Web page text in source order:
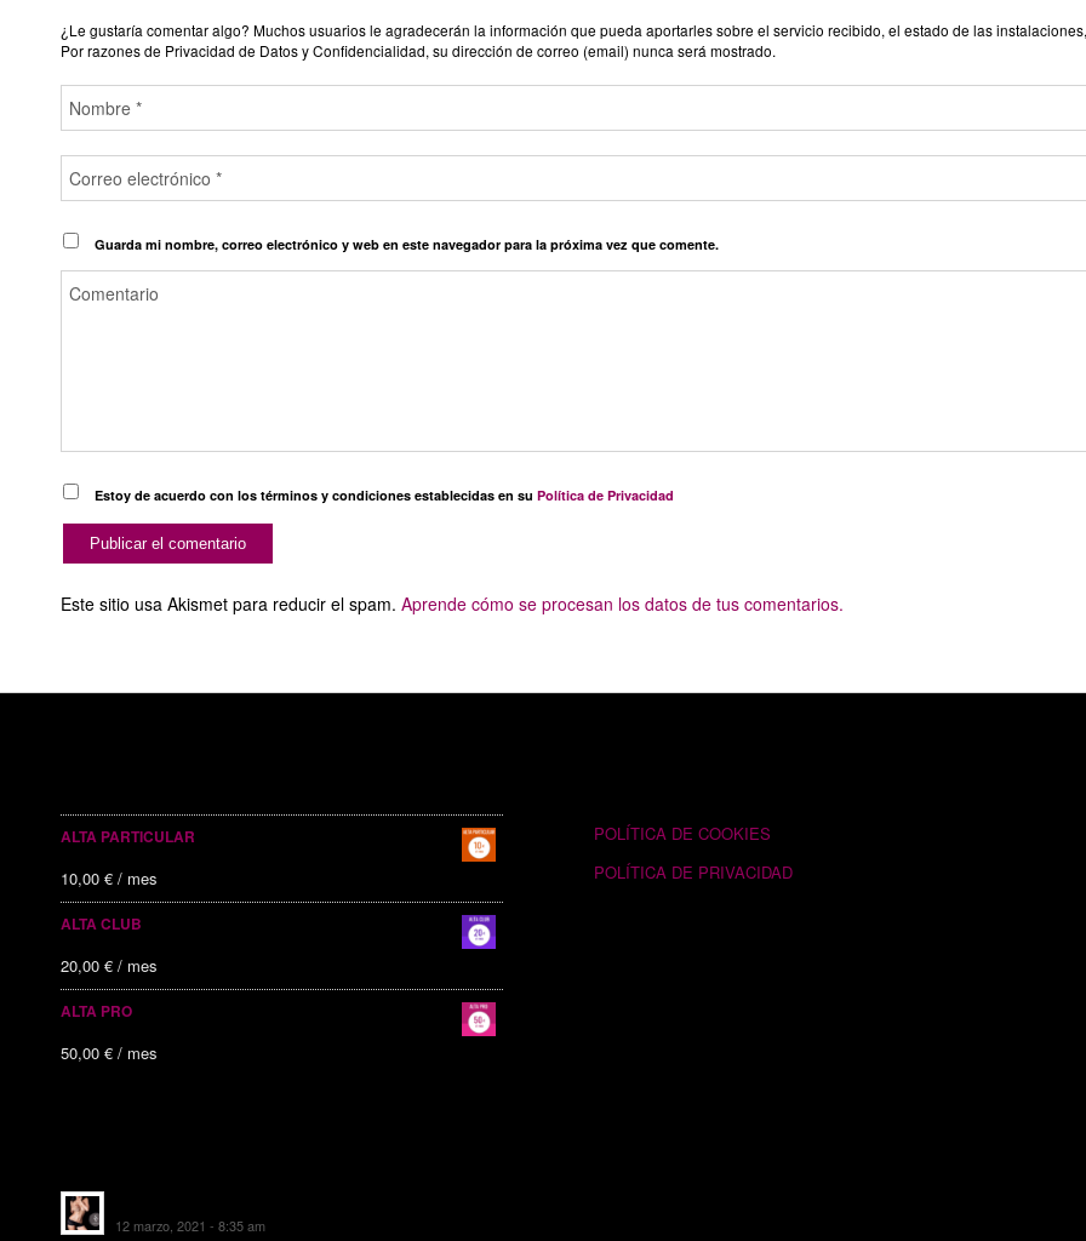
¿Le gustaría comentar algo? Muchos usuarios le agradecerán la información que pueda aportarles sobre el servicio recibido, el estado de las
Por razones de Privacidad de Datos y Confidencialidad, su dirección de correo (email) nunca será mostrado.
Guarda mi nombre, correo electrónico y web en este navegador para la próxima vez que comente.
Estoy de acuerdo con los términos y condiciones establecidas en su Política de Privacidad
Este sitio usa Akismet para reducir el spam. Aprende cómo se procesan los datos de tus comentarios.
ALTA PARTICULAR
10,00 € / mes
ALTA CLUB
20,00 € / mes
ALTA PRO
50,00 € / mes
12 marzo, 2021 - 8:35 am
POLÍTICA DE COOKIES
POLÍTICA DE PRIVACIDAD